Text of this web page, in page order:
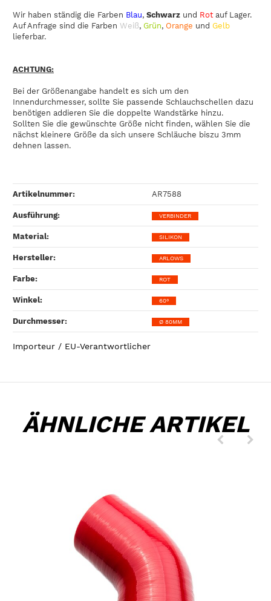
Wir haben ständig die Farben Blau, Schwarz und Rot auf Lager.
Auf Anfrage sind die Farben Weiß, Grün, Orange und Gelb
lieferbar.
ACHTUNG:
Bei der Größenangabe handelt es sich um den
Innendurchmesser, sollte Sie passende Schlauchschellen dazu
benötigen addieren Sie die doppelte Wandstärke hinzu.
Sollten Sie die gewünschte Größe nicht finden, wählen Sie die
nächst kleinere Größe da sich unsere Schläuche biszu 3mm
dehnen lassen.
Artikelnummer: AR7588
Ausführung‍: VERBINDER
Material‍: SILIKON
Hersteller‍: ARLOWS
Farbe‍: ROT
Winkel‍: 60°
Durchmesser‍: Ø 80MM
Importeur / EU-Verantwortlicher
ÄHNLICHE ARTIKEL